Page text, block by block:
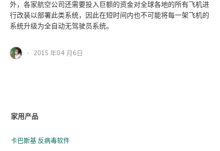
外，各家航空公司还需要投入巨额的资金对全球各地的所有飞机进
行改装以部署此类系统，因此在短时间内也不可能将每一架飞机的
系统升级为全自动无驾驶员系统。
2015 年04 月6日
家用产品
卡巴斯基 反病毒软件